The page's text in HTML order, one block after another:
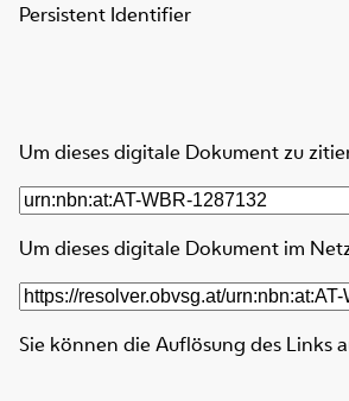
Persistent Identifier
Um dieses digitale Dokument zu
Um dieses digitale Dokument im
Sie können die Auflösung des Links